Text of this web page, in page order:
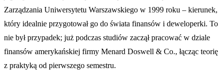
Zarządzania Uniwersytetu Warszawskiego w 1999 roku – kierunek,
który idealnie przygotował go do świata finansów i deweloperki. To
nie był przypadek; już podczas studiów zaczął pracować w dziale
finansów amerykańskiej firmy Menard Doswell & Co., łącząc teorię
z praktyką od pierwszego semestru.